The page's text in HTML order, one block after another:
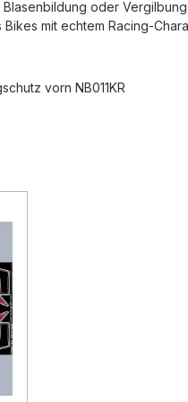
oder Vergilbung
mit echtem Racing-
vorn NB011KR